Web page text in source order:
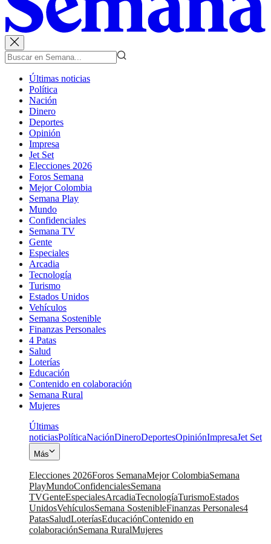
Últimas noticias
Política
Nación
Dinero
Deportes
Opinión
Impresa
Jet Set
Elecciones 2026
Foros Semana
Mejor Colombia
Semana Play
Mundo
Confidenciales
Semana TV
Gente
Especiales
Arcadia
Tecnología
Turismo
Estados Unidos
Vehículos
Semana Sostenible
Finanzas Personales
4 Patas
Salud
Loterías
Educación
Contenido en colaboración
Semana Rural
Mujeres
Últimas
noticiasPolíticaNaciónDineroDeportesOpiniónImpresaJet Set
Más
Elecciones 2026Foros SemanaMejor ColombiaSemana
PlayMundoConfidencialesSemana
TVGenteEspecialesArcadiaTecnologíaTurismoEstados
UnidosVehículosSemana SostenibleFinanzas Personales4
PatasSaludLoteríasEducaciónContenido en
colaboraciónSemana RuralMujeres